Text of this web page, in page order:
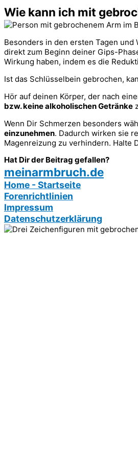
Wie kann ich mit
Besonders in den ersten Tagen
direkt zum Beginn deiner Gips-
Wirkung haben, indem es die
Ist das Schlüsselbein gebrochen,
Hör auf deinen Körper, der nach
bzw. keine alkoholischen Getränke
Wenn Dir Schmerzen besonders
einzunehmen. Dadurch wirken sie
Magenreizung zu verhindern. Halte
Hat Dir der Beitrag gefallen?
meinarmbruch.de
Home - Startseite
Forenrichtlinien
Impressum
Datenschutzerklärung